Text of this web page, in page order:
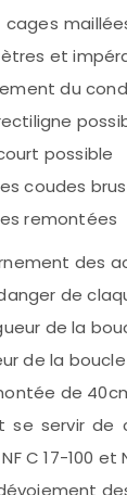
cages
et
du
possible
coudes
remontées
des
de
de la
de la boucle
de
se servir de
C 17-100 et